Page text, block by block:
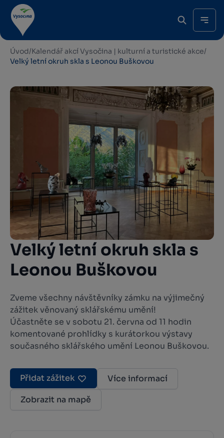
Úvod/Kalendář akcí Vysočina | kulturní a turistické akce/
Velký letní okruh skla s Leonou Buškovou
Velký letní okruh skla s
Leonou Buškovou
Zveme všechny návštěvníky zámku na výjimečný
zážitek věnovaný sklářskému umění!
Účastněte se v sobotu 21. června od 11 hodin
komentované prohlídky s kurátorkou výstavy
současného sklářského umění Leonou Buškovou.
Přidat zážitek
Více informací
Zobrazit na mapě